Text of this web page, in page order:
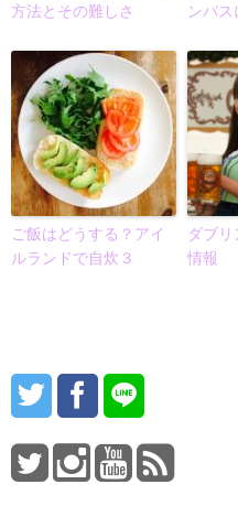
方法とその難しさ
ンバス
ご飯はどうする？アイ
ルランドで自炊３
ダブ
情報